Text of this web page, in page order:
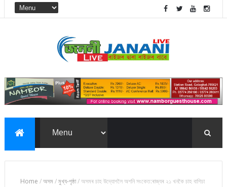
Home /অসম/মুখ্য-পৃষ্ঠা/অসমৰ চাহ উদ্যোগলৈ অশনি সংকেত:ৰাজ্যৰ ২১ খনকৈ চাহ বাগিচা